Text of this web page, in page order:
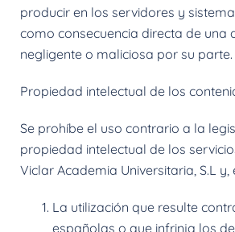
producir en los servidores y
como consecuencia directa de una
negligente o maliciosa por su parte.
Propiedad intelectual de los
Se prohíbe el uso contrario a la
propiedad intelectual de los
Viclar Academia Universitaria, S.L
La utilización que resulte
españolas o que infrinja los